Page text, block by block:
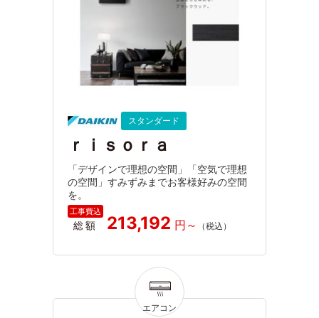
スタンダード
ｒｉｓｏｒａ
「デザインで理想の空間」「空気で理想
の空間」すみずみまでお客様好みの空間
を。
総額 213,192